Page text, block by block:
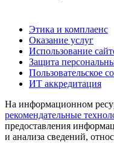
Этика и комплаенс
Оказание услуг
Использование
Защита
Пользовательское
ИТ аккредитация
На информационном
рекомендательные
предоставления
и анализа сведений,